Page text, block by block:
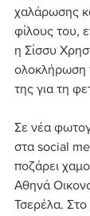
χαλάρωσης
φίλους του,
η Σίσσυ
ολοκλήρωση
της για τη
Σε νέα
στα social
ποζάρει
Αθηνά
Τσερέλα. Στο